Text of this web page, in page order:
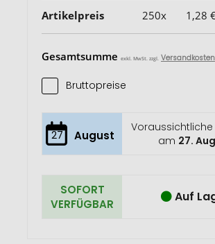
Artikelpreis 250x 1,28
Gesamtsumme exkl. MwSt. zzgl. Versandkosten
Bruttopreise
27 August
Voraussichtliche
am 27.
SOFORT
VERFÜGBAR
Auf